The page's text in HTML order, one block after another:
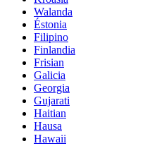
Walanda
Éstonia
Filipino
Finlandia
Frisian
Galicia
Georgia
Gujarati
Haitian
Hausa
Hawaii